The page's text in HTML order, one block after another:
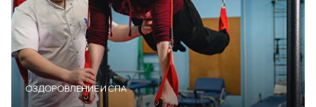
ОЗДОРОВЛЕНИЕ И СПА